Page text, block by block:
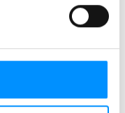
cerca di sottolineare
non abbiamo
umane riferisce a
qualunque cosa
Non sono entrato nel
quel direttore, mi sta
hamburger gourmet.
qui il mio direttore